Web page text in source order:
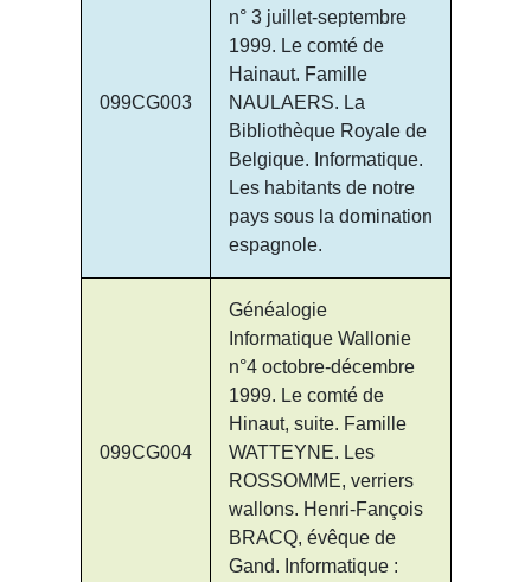
099CG003
n° 3 juillet-septembre
1999. Le comté de
Hainaut. Famille
NAULAERS. La
Bibliothèque Royale de
Belgique. Informatique.
Les habitants de notre
pays sous la domination
espagnole.
099CG004
Généalogie
Informatique Wallonie
n°4 octobre-décembre
1999. Le comté de
Hinaut, suite. Famille
WATTEYNE. Les
ROSSOMME, verriers
wallons. Henri-Fançois
BRACQ, évêque de
Gand. Informatique :